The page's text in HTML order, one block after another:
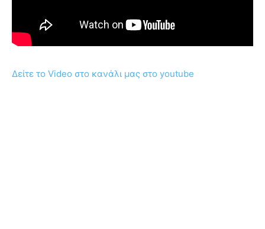
Δείτε το Video στο κανάλι μας στο youtube